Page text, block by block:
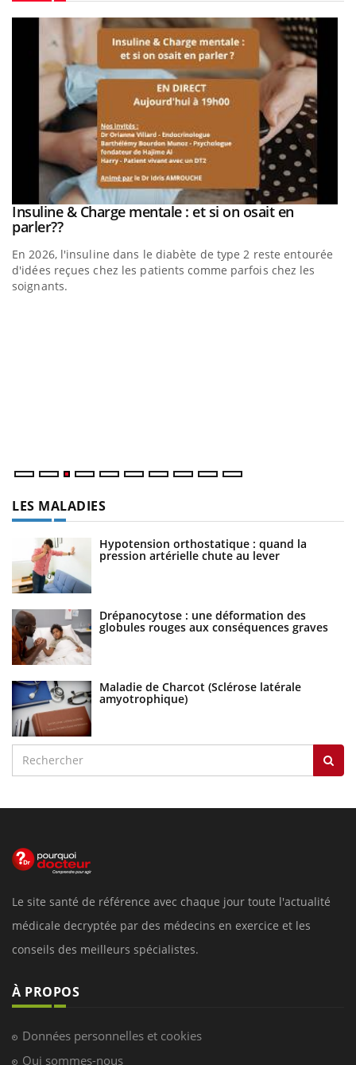
Youtube
Insuline & Charge mentale : et si on osait en
parler??Youtube
En 2026, l'insuline dans le diabète de type 2 reste entourée
d'idées reçues chez les patients comme parfois chez les
soignants.
LES MALADIES
Hypotension orthostatique : quand la
pression artérielle chute au lever
Drépanocytose : une déformation des
globules rouges aux conséquences graves
Maladie de Charcot (Sclérose latérale
amyotrophique)
Le site santé de référence avec chaque jour toute l'actualité
médicale decryptée par des médecins en exercice et les
conseils des meilleurs spécialistes.
À PROPOS
Données personnelles et cookies
Qui sommes-nous